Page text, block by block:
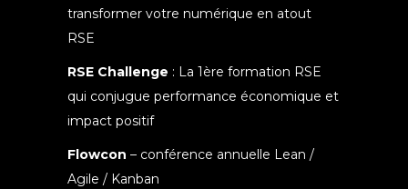
transformer votre numérique en atout
RSE
RSE Challenge : La 1ère formation RSE
qui conjugue performance économique et
impact positif
Flowcon – conférence annuelle Lean /
Agile / Kanban